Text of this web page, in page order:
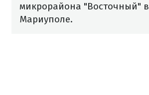
микрорайона "Восточный" в
Мариуполе.